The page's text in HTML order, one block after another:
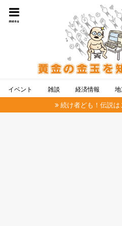
menu
イベント 雑談 経済情報 地
続け者ども！伝説は